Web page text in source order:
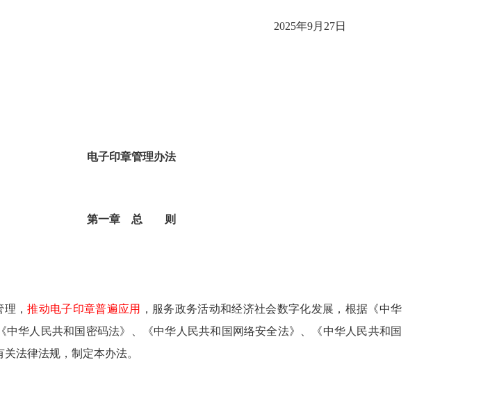
2025年9月27日
电子印章管理办法
第一章 总 则
理，推动电子印章普遍应用
，服务政务活动和经济社会数字化发展，根据《中华
中华人民共和国密码法》、《中华人民共和国网络安全法》、《中华人民共和国
法律法规，制定本办法。